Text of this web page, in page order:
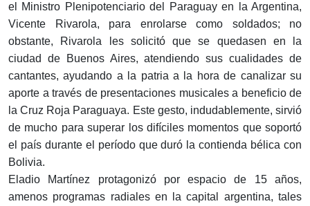
el Ministro Plenipotenciario del Paraguay en la Argentina,
Vicente Rivarola, para enrolarse como soldados; no
obstante, Rivarola les solicitó que se quedasen en la
ciudad de Buenos Aires, atendiendo sus cualidades de
cantantes, ayudando a la patria a la hora de canalizar su
aporte a través de presentaciones musicales a beneficio de
la Cruz Roja Paraguaya. Este gesto, indudablemente, sirvió
de mucho para superar los difíciles momentos que soportó
el país durante el período que duró la contienda bélica con
Bolivia.
Eladio Martínez protagonizó por espacio de 15 años,
amenos programas radiales en la capital argentina, tales